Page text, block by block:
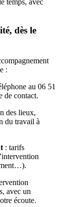
temps, avec
dès le
:
au 06 51
de contact.
des lieux,
du travail à
: tarifs
avec un
écoute.